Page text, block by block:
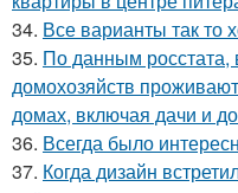
34. Все варианты так то
35. По данным росстата,
домохозяйств
домах, включая дачи и
36. Всегда было
37. Когда дизайн